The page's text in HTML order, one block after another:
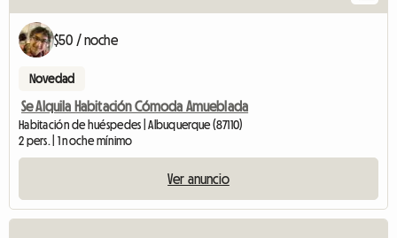
$50 / noche
Novedad
Se Alquila Habitación Cómoda Amueblada
Habitación de huéspedes | Albuquerque (87110)
2 pers. | 1 noche mínimo
Ver anuncio